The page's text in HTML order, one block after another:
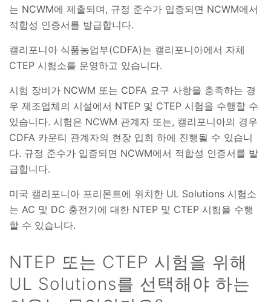
는 NCWM에 제출되며, 규정 준수가 입증되면 NCWM에서
적합성 인증서를 발급합니다.
캘리포니아 식품농업부(CDFA)는 캘리포니아에서 자체
CTEP 시험소를 운영하고 있습니다.
시험 장비가 NCWM 또는 CDFA 요구 사항을 충족하는 경
우 제조업체의 시설에서 NTEP 및 CTEP 시험을 수행할 수
있습니다. 시험은 NCWM 관계자 또는, 캘리포니아의 경우
CDFA 카운티 관계자의 현장 입회 하에 진행될 수 있습니
다. 규정 준수가 입증되면 NCWM에서 적합성 인증서를 발
급합니다.
미국 캘리포니아 프리몬트에 위치한 UL Solutions 시험소
는 AC 및 DC 충전기에 대한 NTEP 및 CTEP 시험을 수행
할 수 있습니다.
NTEP 또는 CTEP 시험을 위해
UL Solutions를 선택해야 하는